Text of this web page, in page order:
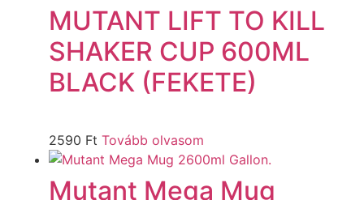
MUTANT LIFT TO KILL
SHAKER CUP 600ML
BLACK (FEKETE)
2590 Ft Tovább olvasom
Mutant Mega Mug